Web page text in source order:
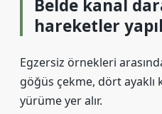
Belde kanal
hareketler
Egzersiz örnekleri
göğüs çekme, dört
yürüme yer alır.